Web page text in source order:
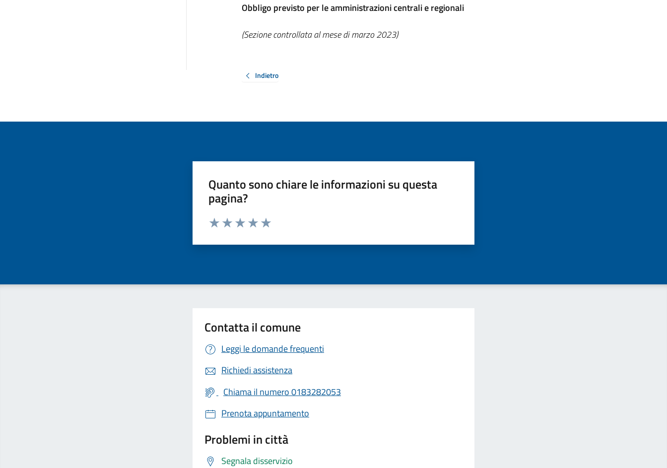
Obbligo previsto per le amministrazioni centrali e regionali
(Sezione controllata al mese di marzo 2023)
Indietro
Quanto sono chiare le informazioni su questa
pagina?
Valuta da 1 a 5 stelle la pagina
Contatta il comune
Leggi le domande frequenti
Richiedi assistenza
Chiama il numero 0183282053
Prenota appuntamento
Problemi in città
Segnala disservizio